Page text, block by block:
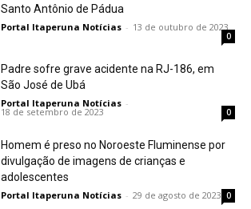
Santo Antônio de Pádua
Portal Itaperuna Notícias - 13 de outubro de 2023
0
Padre sofre grave acidente na RJ-186, em
São José de Ubá
Portal Itaperuna Notícias -
18 de setembro de 2023 0
Homem é preso no Noroeste Fluminense por
divulgação de imagens de crianças e
adolescentes
Portal Itaperuna Notícias - 29 de agosto de 2023 0